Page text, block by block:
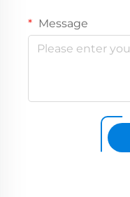
Message